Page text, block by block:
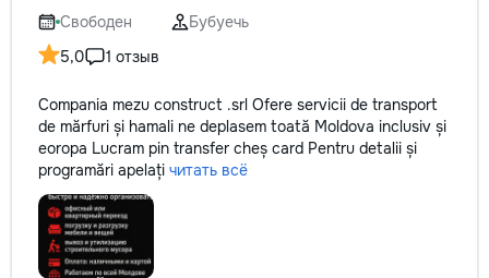
Свободен
Бубуечь
5,0
1 отзыв
Compania mezu construct .srl Ofere servicii de transport
de mărfuri și hamali ne deplasem toată Moldova inclusiv și
eoropa Lucram pin transfer cheș card Pentru detalii și
programări apelați читать всё